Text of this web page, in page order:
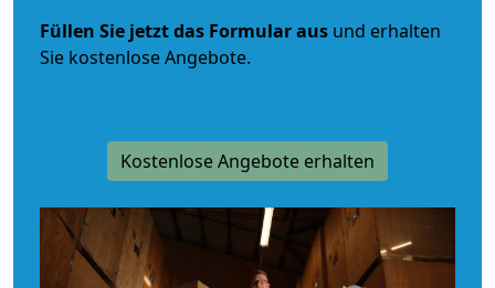
Füllen Sie jetzt das Formular aus und erhalten
Sie kostenlose Angebote.
Kostenlose Angebote erhalten